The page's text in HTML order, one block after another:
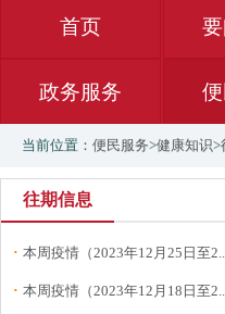
首页
政务服务
当前位置： 便民服务>健康知识>
往期信息
· 本周疫情（2023年12月25日至2...
· 本周疫情（2023年12月18日至2...